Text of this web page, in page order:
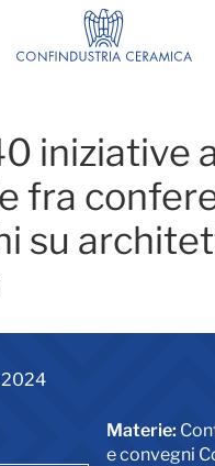
Cersaie 2024
notizie
iniziative
fra
su
2024
Materie:
e convegni